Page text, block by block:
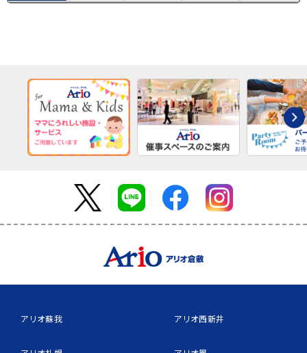
アリオ蘇我 アリオ西新井